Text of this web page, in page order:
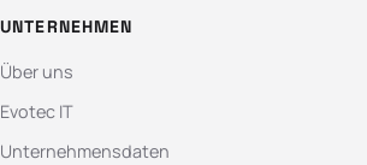
UNTERNEHMEN
Über uns
Evotec IT
Unternehmensdaten